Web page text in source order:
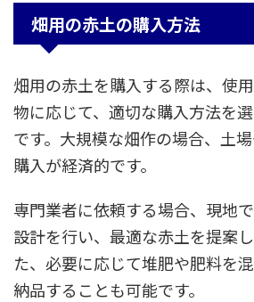
畑用の赤土の購入方法
畑用の赤土を購入する際は、使
物に応じて、適切な購入方法を
です。大規模な畑作の場合、土
購入が経済的です。
専門業者に依頼する場合、現地
設計を行い、最適な赤土を提案
た、必要に応じて堆肥や肥料を
納品することも可能です。